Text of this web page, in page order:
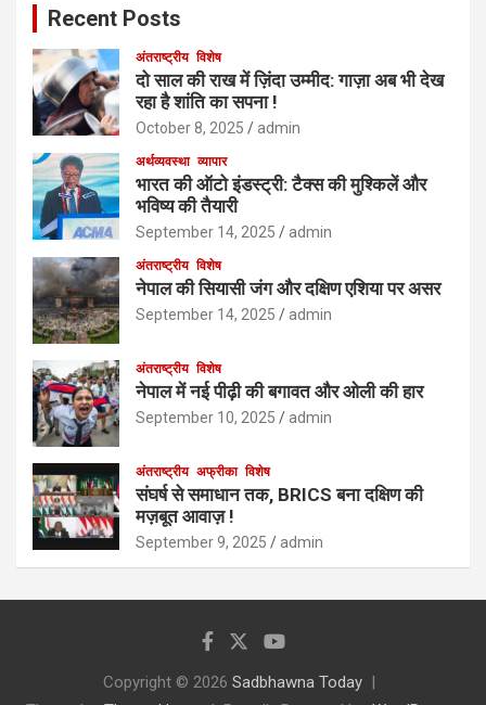
Recent Posts
अंतराष्ट्रीय विशेष
दो साल की राख में ज़िंदा उम्मीद: गाज़ा अब भी देख
रहा है शांति का सपना !
October 8, 2025 admin
अर्थव्यवस्था व्यापार
भारत की ऑटो इंडस्ट्री: टैक्स की मुश्किलें और
भविष्य की तैयारी
September 14, 2025 admin
अंतराष्ट्रीय विशेष
नेपाल की सियासी जंग और दक्षिण एशिया पर असर
September 14, 2025 admin
अंतराष्ट्रीय विशेष
नेपाल में नई पीढ़ी की बगावत और ओली की हार
September 10, 2025 admin
अंतराष्ट्रीय अफ्रीका विशेष
संघर्ष से समाधान तक, BRICS बना दक्षिण की
मज़बूत आवाज़ !
September 9, 2025 admin
Copyright © 2026 Sadbhawna Today